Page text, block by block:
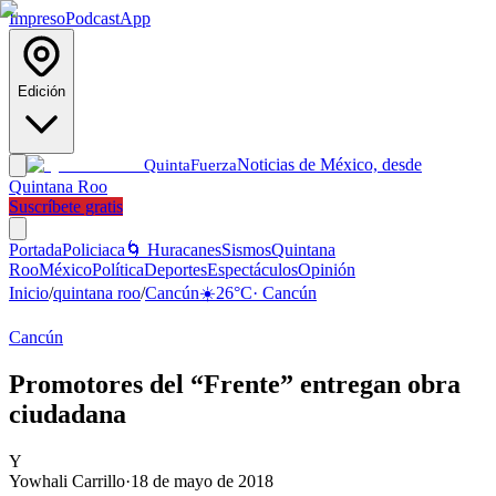
ImpresoPodcastApp
Edición
QuintaFuerzaNoticias de México, desde
Quintana Roo
Suscríbete gratis
PortadaPoliciaca 🌀 HuracanesSismosQuintana
RooMéxicoPolíticaDeportesEspectáculosOpinión
Inicio/quintana roo/Cancún☀️26°C· Cancún
Cancún
Promotores del “Frente” entregan obra
ciudadana
Y
Yowhali Carrillo·18 de mayo de 2018